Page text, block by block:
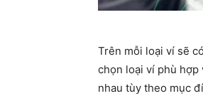
Trên mỗi loại ví sẽ
chọn loại ví phù hợp
nhau tùy theo mục